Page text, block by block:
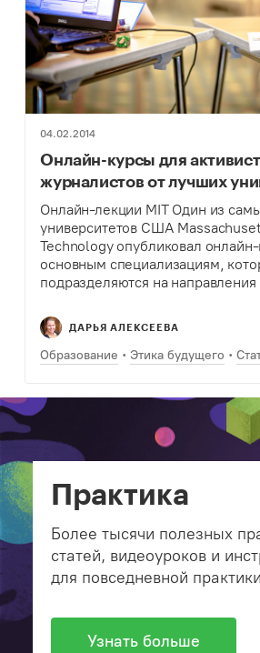
04.02.2014
Онлайн-курсы для
журналистов от лучших
Онлайн-лекции MIT Один из
университетов США
Technology опубликовал онлайн-
основным специализациям,
подразделяются на
городскому планированию;
экономическому развитию;
Нью-Йорка; и практический
ДАРЬЯ АЛЕКСЕЕВА
Образование Этика будущего
Практика
Более тысячи полезных
статей, видеоуроков и
для повседневной практики
Узнать больше